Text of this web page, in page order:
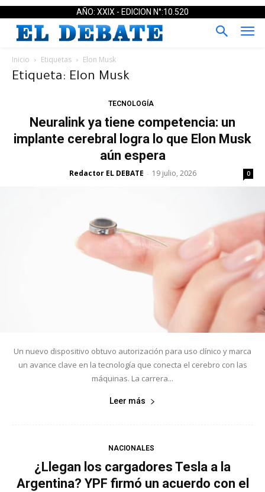
AÑO: XXIX - EDICION N°:10.520
Inicio Etiquetas Elon Musk
Etiqueta: Elon Musk
TECNOLOGÍA
Neuralink ya tiene competencia: un
implante cerebral logra lo que Elon Musk
aún espera
Redactor EL DEBATE - 19 julio, 2026 0
Un nuevo dispositivo obtuvo autorización para uso clínico y marca
un avance clave en la tecnología que conecta el cerebro con las
máquinas. La carrera...
Leer más
NACIONALES
¿Llegan los cargadores Tesla a la
Argentina? YPF firmó un acuerdo con el